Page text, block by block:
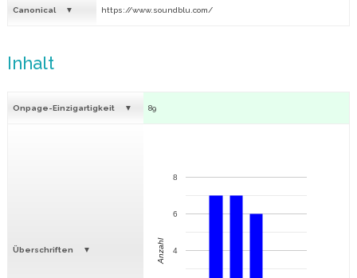
Canonical https://www.soundblu.com/
Inhalt
Onpage-Einzigartigkeit 89
Überschriften 4
6
8
Anzahl